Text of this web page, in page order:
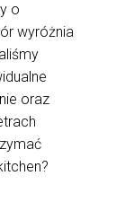
o
wyróżnia
oraz